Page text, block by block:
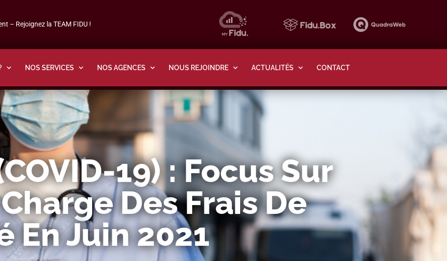
– Rejoignez la TEAM FIDU !
NOS SERVICES NOS AGENCES NOUS REJOINDRE ACTUALITÉS CONTACT
19) : Focus Sur
Des Frais De
En Juin 2021